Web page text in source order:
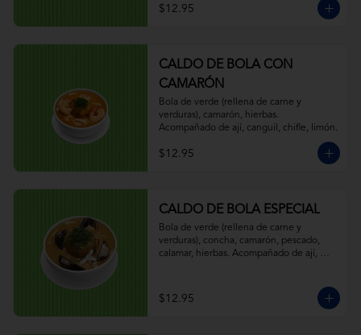
$12.95
CALDO DE BOLA CON
CAMARÓN
Bola de verde (rellena de carne y
verduras), camarón, hierbas.
Acompañado de ají, canguil, chifle, limón.
$12.95
CALDO DE BOLA ESPECIAL
Bola de verde (rellena de carne y
verduras), concha, camarón, pescado,
calamar, hierbas. Acompañado de ají,
$12.95